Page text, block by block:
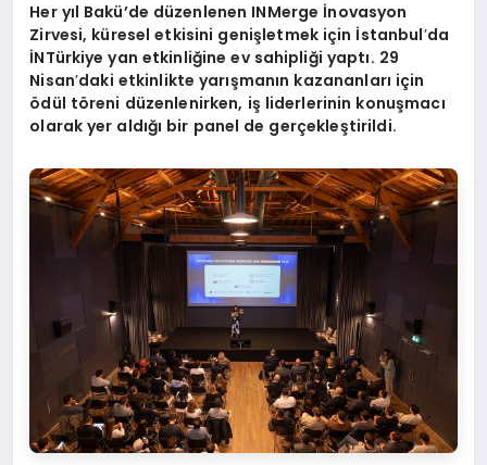
Her yıl Bakü’de düzenlenen INMerge İnovasyon
Zirvesi, küresel etkisini genişletmek için İstanbul’da
İNTürkiye yan etkinliğine ev sahipliği yaptı. 29
Nisan’daki etkinlikte yarışmanın kazananları için
ödül töreni düzenlenirken, iş liderlerinin konuşmacı
olarak yer aldığı bir panel de gerçekleştirildi.